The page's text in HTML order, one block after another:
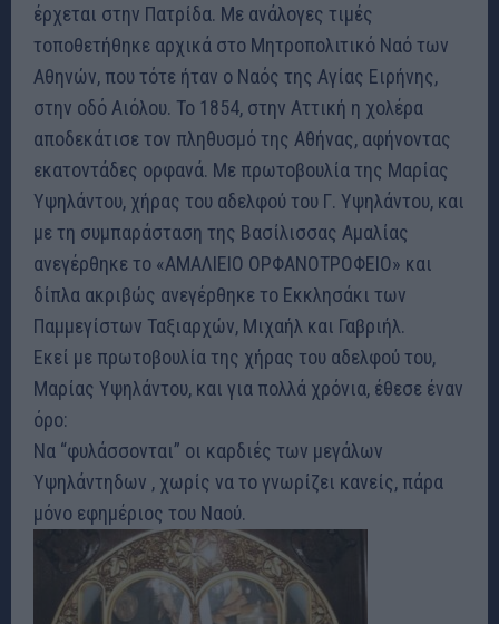
έρχεται στην Πατρίδα. Με ανάλογες τιμές
τοποθετήθηκε αρχικά στο Μητροπολιτικό Ναό των
Αθηνών, που τότε ήταν ο Ναός της Αγίας Ειρήνης,
στην οδό Αιόλου. Το 1854, στην Αττική η χολέρα
αποδεκάτισε τον πληθυσμό της Αθήνας, αφήνοντας
εκατοντάδες ορφανά. Με πρωτοβουλία της Μαρίας
Υψηλάντου, χήρας του αδελφού του Γ. Υψηλάντου, και
με τη συμπαράσταση της Βασίλισσας Αμαλίας
ανεγέρθηκε το «ΑΜΑΛΙΕΙΟ ΟΡΦΑΝΟΤΡΟΦΕΙΟ» και
δίπλα ακριβώς ανεγέρθηκε το Εκκλησάκι των
Παμμεγίστων Ταξιαρχών, Μιχαήλ και Γαβριήλ.
Εκεί με πρωτοβουλία της χήρας του αδελφού του,
Μαρίας Υψηλάντου, και για πολλά χρόνια, έθεσε έναν
όρο:
Να “φυλάσσονται” οι καρδιές των μεγάλων
Υψηλάντηδων , χωρίς να το γνωρίζει κανείς, πάρα
μόνο εφημέριος του Ναού.